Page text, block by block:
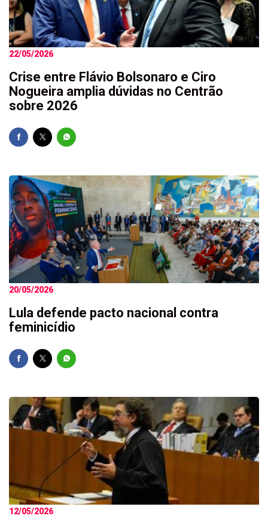
22/05/2026
Crise entre Flávio Bolsonaro e Ciro
Nogueira amplia dúvidas no Centrão
sobre 2026
20/05/2026
Lula defende pacto nacional contra
feminicídio
12/05/2026